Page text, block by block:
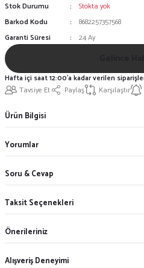
Stok Durumu
Stokta yok
Barkod Kodu
8682257357568
Garanti Süresi
24 Ay
Tavsiye Et Paylaş Karşılaştır
Hafta içi saat 12:00'a kadar verilen
Ürün Bilgisi
Yorumlar
Soru & Cevap
Taksit Seçenekleri
Önerileriniz
Alışveriş Deneyimi